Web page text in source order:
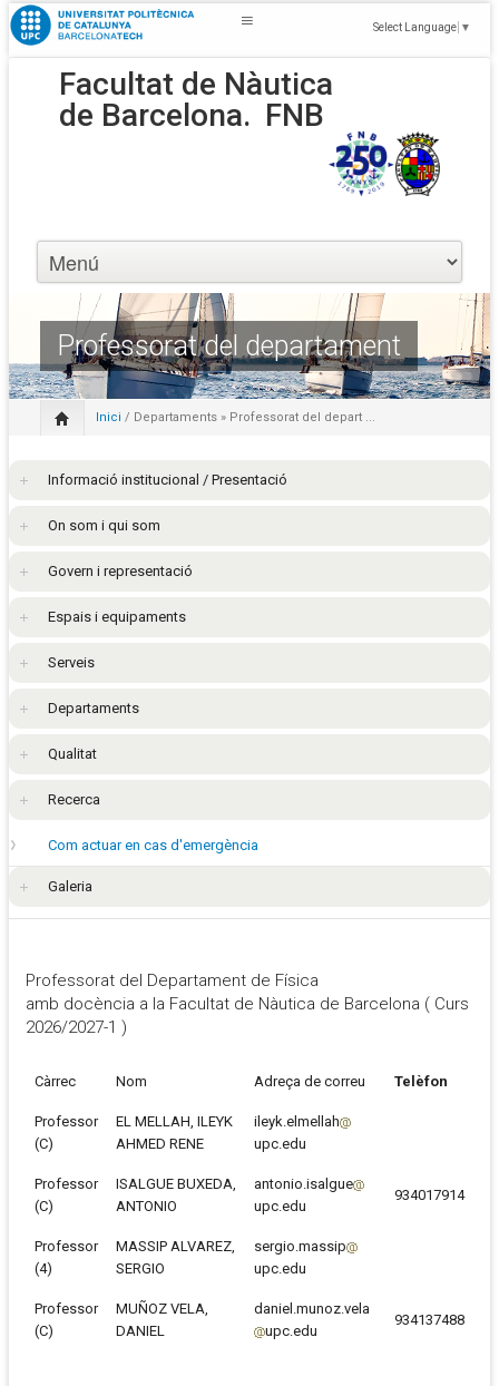
Select Language ▼
Facultat de Nàutica
de Barcelona. FNB
Professorat del departament
Inici / Departaments » Professorat del depart ...
Informació institucional / Presentació
On som i qui som
Govern i representació
Espais i equipaments
Serveis
Departaments
Qualitat
Recerca
Com actuar en cas d'emergència
Galeria
Professorat del Departament de Física
amb docència a la Facultat de Nàutica de Barcelona ( Curs
2026/2027-1 )
Càrrec Nom Adreça de correu Telèfon
Professor
(C)
EL MELLAH, ILEYK
AHMED RENE
ileyk.elmellah
upc.edu
Professor
(C)
ISALGUE BUXEDA,
ANTONIO
antonio.isalgue
upc.edu
934017914
Professor
(4)
MASSIP ALVAREZ,
SERGIO
sergio.massip
upc.edu
Professor
(C)
MUÑOZ VELA,
DANIEL
daniel.munoz.vela
upc.edu
934137488